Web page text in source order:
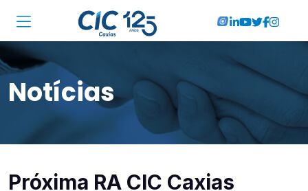
Institucional
Associadas
Soluções
Cursos
Notícias
Próxima RA CIC Caxias